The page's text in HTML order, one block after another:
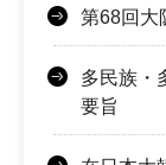
第68回
多民族・
要旨